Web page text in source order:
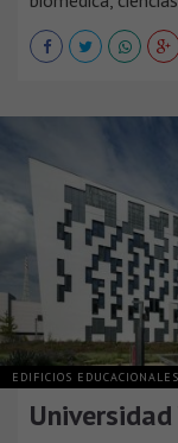
EDIFICIOS EDUCACIONALES
Universidad